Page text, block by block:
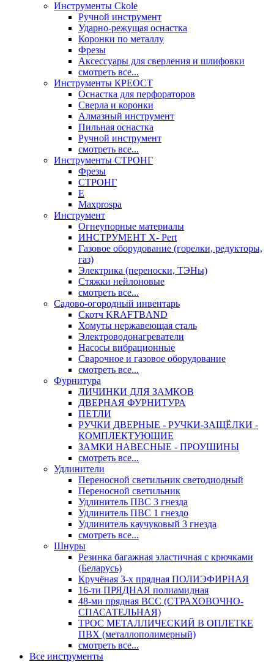
Инструменты Ckole
Ручной инструмент
Ударно‑режущая оснастка
Коронки по металлу
Фрезы
Аксессуары для сверления и шлифовки
смотреть все...
Инструменты КРЕОСТ
Оснастка для перфораторов
Сверла и коронки
Алмазный инструмент
Пильная оснастка
Ручной инструмент
смотреть все...
Инструменты СТРОНГ
Фрезы
СТРОНГ
Е
Maxprospa
Инструмент
Огнеупорные материалы
ИНСТРУМЕНТ X- Pert
Газовое оборудование (горелки, редукторы,
газ)
Электрика (переноски, ТЭНы)
Стяжки нейлоновые
смотреть все...
Садово-огородный инвентарь
Скотч KRAFTBAND
Хомуты нержавеющая сталь
Электроводонагреватели
Насосы вибрационные
Сварочное и газовое оборудование
смотреть все...
Фурнитура
ЛИЧИНКИ ДЛЯ ЗАМКОВ
ДВЕРНАЯ ФУРНИТУРА
ПЕТЛИ
РУЧКИ ДВЕРНЫЕ - РУЧКИ-ЗАЩЁЛКИ -
КОМПЛЕКТУЮЩИЕ
ЗАМКИ НАВЕСНЫЕ - ПРОУШИНЫ
смотреть все...
Удлинители
Переносной светильник светодиодный
Переносной светильник
Удлинитель ПВС 3 гнезда
Удлинитель ПВС 1 гнездо
Удлинитель каучуковый 3 гнезда
смотреть все...
Шнуры
Резинка багажная эластичная с крючками
(Беларусь)
Кручёная 3-х прядная ПОЛИЭФИРНАЯ
16-ти ПРЯДНАЯ полиамидная
48-ми прядная ВСС (СТРАХОВОЧНО-
СПАСАТЕЛЬНАЯ)
ТРОС МЕТАЛЛИЧЕСКИЙ В ОПЛЕТКЕ
ПВХ (металлополимерный)
смотреть все...
Все инструменты